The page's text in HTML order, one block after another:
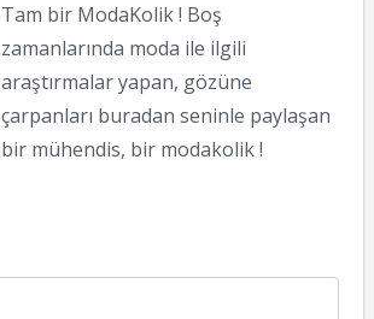
Tam bir ModaKolik ! Boş
zamanlarında moda ile ilgili
araştırmalar yapan, gözüne
çarpanları buradan seninle paylaşan
bir mühendis, bir modakolik !